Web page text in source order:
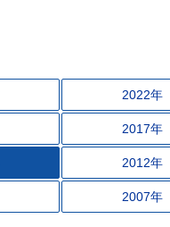
2022年
2017年
2012年
2007年